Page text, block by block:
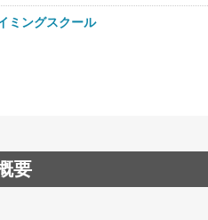
ミングスクール
要